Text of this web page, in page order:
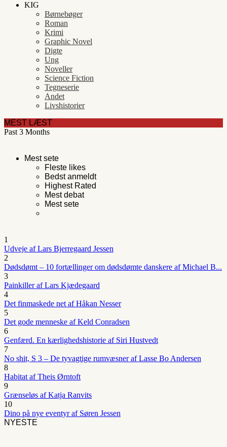
KIG
Børnebøger
Roman
Krimi
Graphic Novel
Digte
Ung
Noveller
Science Fiction
Tegneserie
Andet
Livshistorier
MEST LÆST
Past 3 Months
Mest sete
Fleste likes
Bedst anmeldt
Highest Rated
Mest debat
Mest sete
1
Udveje af Lars Bjerregaard Jessen
2
Dødsdømt – 10 fortællinger om dødsdømte danskere af Michael B...
3
Painkiller af Lars Kjædegaard
4
Det finmaskede net af Håkan Nesser
5
Det gode menneske af Keld Conradsen
6
Genfærd. En kærlighedshistorie af Siri Hustvedt
7
No shit, S 3 – De tyvagtige rumvæsner af Lasse Bo Andersen
8
Habitat af Theis Ørntoft
9
Grænseløs af Katja Ranvits
10
Dino på nye eventyr af Søren Jessen
NYESTE